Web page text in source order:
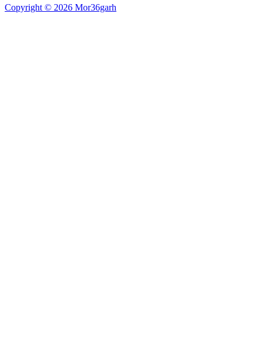
Copyright © 2026 Mor36garh